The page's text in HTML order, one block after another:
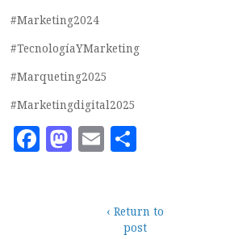
#Marketing2024
#TecnologíaYMarketing
#Marqueting2025
#Marketingdigital2025
Facebook
Mastodon
Email
‹ Return to
post